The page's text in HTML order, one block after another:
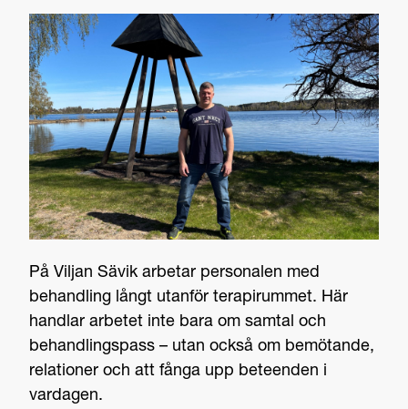
På Viljan Sävik arbetar personalen med
behandling långt utanför terapirummet. Här
handlar arbetet inte bara om samtal och
behandlingspass – utan också om bemötande,
relationer och att fånga upp beteenden i
vardagen.